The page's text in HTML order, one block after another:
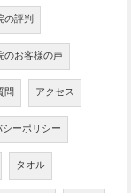
の評判
のお客様の声
問 アクセス
ーポリシー
タオル